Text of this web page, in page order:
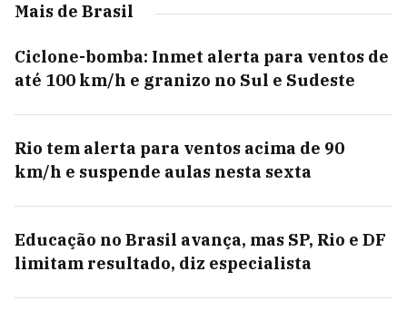
Mais de Brasil
Ciclone-bomba: Inmet alerta para ventos de
até 100 km/h e granizo no Sul e Sudeste
Rio tem alerta para ventos acima de 90
km/h e suspende aulas nesta sexta
Educação no Brasil avança, mas SP, Rio e DF
limitam resultado, diz especialista